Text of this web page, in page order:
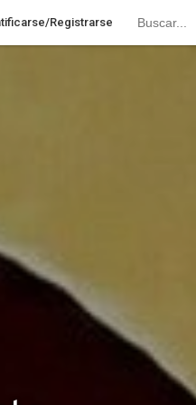
Registrarse